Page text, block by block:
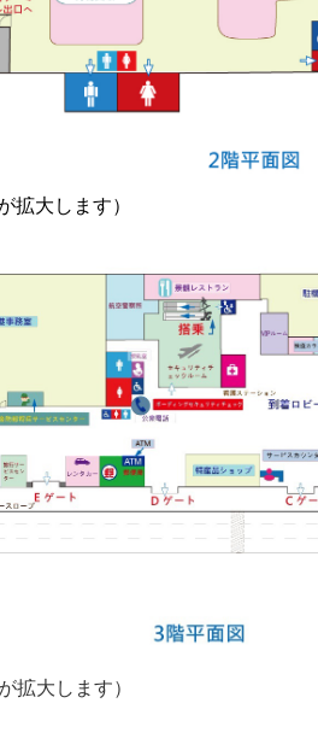
拡大します）
拡大します）